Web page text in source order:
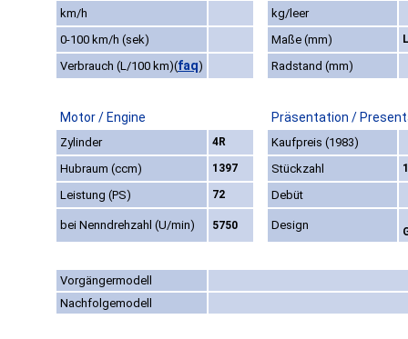
km/h
kg/leer
0-100 km/h (sek)
Maße (mm)
Verbrauch (L/100 km)(faq) Radstand (mm)
Motor / Engine Präsentation /
Zylinder 4R
Kaufpreis (1983)
Hubraum (ccm)
1397 Stückzahl 1
Leistung (PS) 72 Debüt
bei Nenndrehzahl (U/min) 5750 Design
Vorgängermodell
Nachfolgemodell